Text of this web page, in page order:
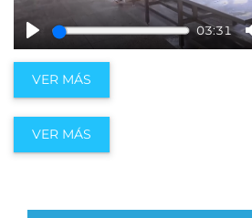
Play
03:31
VER MÁS
VER MÁS